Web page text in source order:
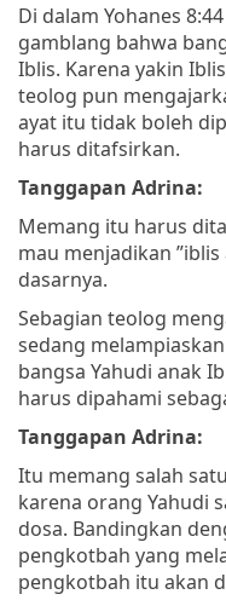
Di dalam Yohanes
gamblang bahwa
Iblis. Karena yakin
teolog pun
ayat itu tidak boleh
harus ditafsirkan.
Tanggapan Adrina:
Memang itu harus
mau menjadikan
dasarnya.
Sebagian teolog
sedang
bangsa Yahudi anak
harus dipahami
Tanggapan Adrina:
Itu memang salah
karena orang Yahudi
dosa. Bandingkan
pengkotbah yang
pengkotbah itu akan